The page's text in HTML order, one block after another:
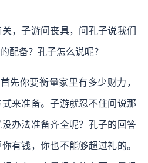
，子游问丧具，问孔子说我们
配备？孔子怎么说呢？
首先你要衡量家里有多少财力，
来准备。子游就忍不住问说那
办法准备齐全呢？孔子的回答
有钱，你也不能够超过礼的。